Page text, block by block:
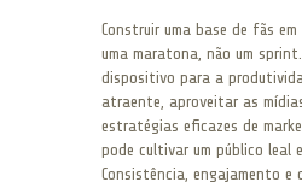
Construir uma base de fãs em
uma maratona, não um
dispositivo para a
atraente, aproveitar as
estratégias eficazes de
pode cultivar um público leal
Consistência, engajamento e